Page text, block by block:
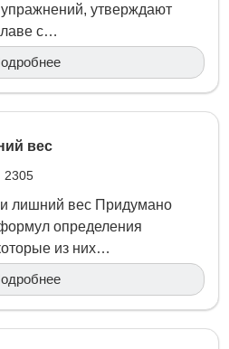
утверждают
с…
вес
2305
лишний вес Придумано
определения
из них…